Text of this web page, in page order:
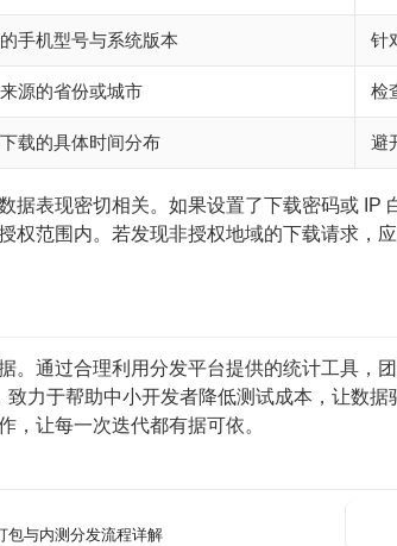
手机型号与系统版本 针
源的省份或城市 检
载的具体时间分布 避
据表现密切相关。如果设置了下载密码或
权范围内。若发现非授权地域的下载请求，
。通过合理利用分发平台提供的统计工具，
力于帮助中小开发者降低测试成本，让数
，让每一次迭代都有据可依。
包与内测分发流程详解